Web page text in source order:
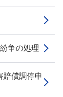
争の処理
賠償調停申